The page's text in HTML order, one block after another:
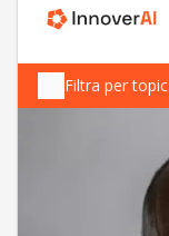
Filtra per topic